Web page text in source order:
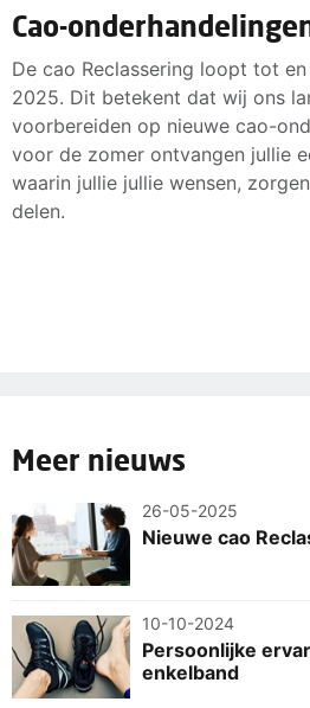
Cao-
De cao Reclassering loopt tot
2025. Dit betekent dat wij ons
voorbereiden op nieuwe cao-
voor de zomer ontvangen jullie
waarin jullie jullie wensen,
delen.
Meer nieuws
26-05-2025
Nieuwe cao
10-10-2024
Persoonlijke
enkelband